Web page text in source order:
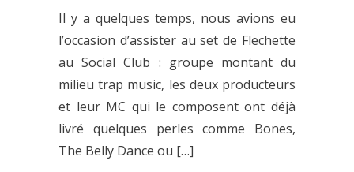
Il y a quelques temps, nous avions eu
l’occasion d’assister au set de Flechette
au Social Club : groupe montant du
milieu trap music, les deux producteurs
et leur MC qui le composent ont déjà
livré quelques perles comme Bones,
The Belly Dance ou […]